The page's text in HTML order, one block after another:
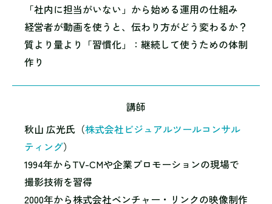
「社内に担当がいない」から始める運用の仕組み
経営者が動画を使うと、伝わり方がどう変わるか？
質より量より「習慣化」：継続して使うための体制
作り
講師
秋山 広光氏（株式会社ビジュアルツールコンサル
ティング）
1994年からTV-CMや企業プロモーションの現場で
撮影技術を習得
2000年から株式会社ベンチャー・リンクの映像制作